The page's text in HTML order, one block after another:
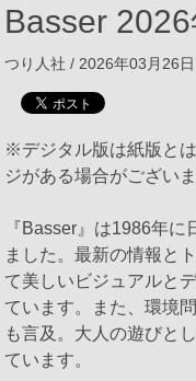
Basser
つり人社 / 2026年03月26
※デジタル版は紙版と
ジがある場合がございま
『Basser』は1986年
ました。最新の情報と
て美しいビジュアルと
ています。また、環境
も言及。大人の遊びと
ています。